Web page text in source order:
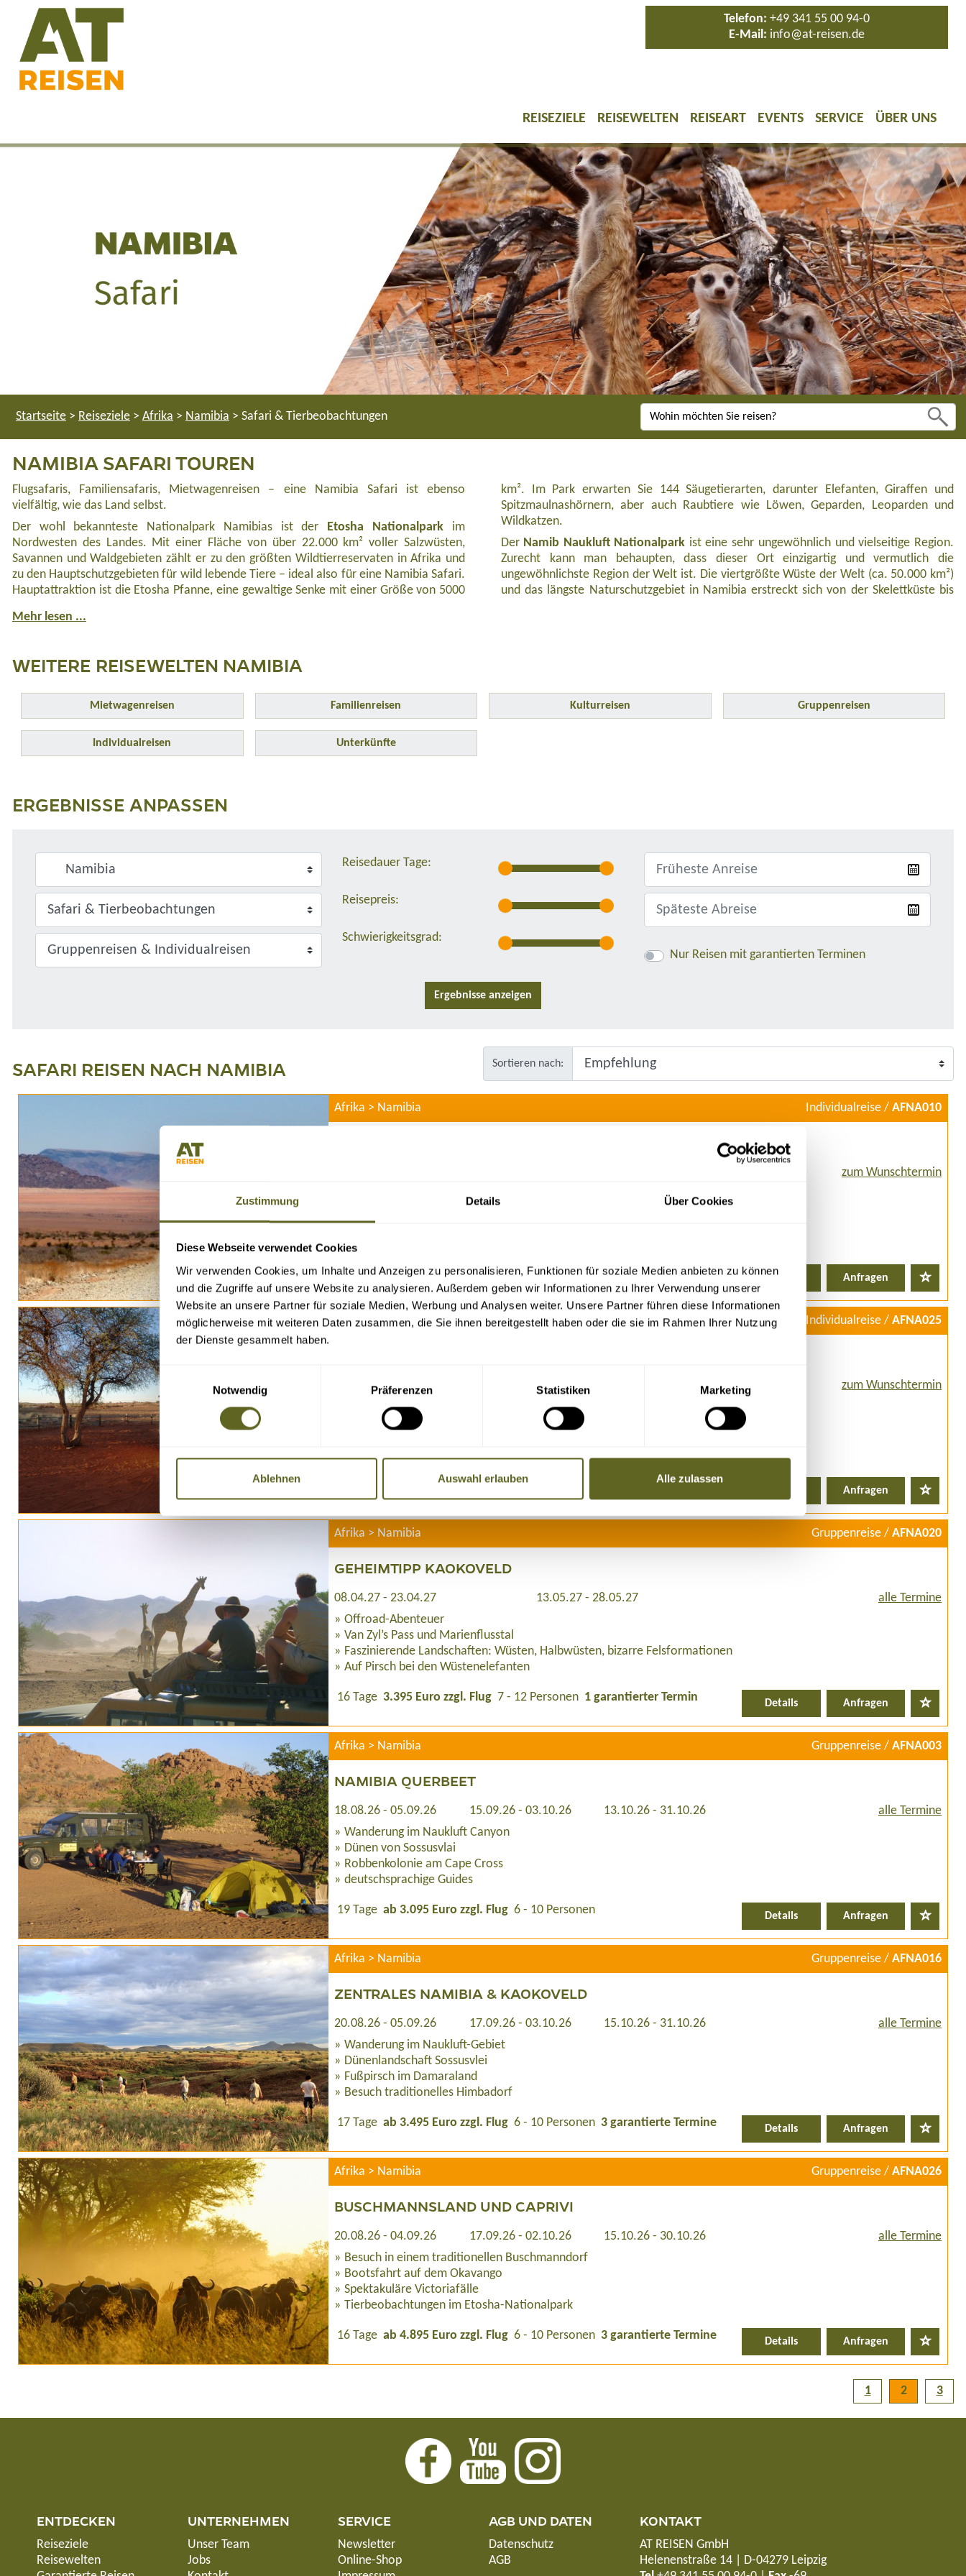
Zustimmung Details Über Cookies
Diese Webseite verwendet Cookies
Wir verwenden Cookies, um Inhalte und Anzeigen zu personalisieren, Funktionen für soziale Medien anbieten zu können
und die Zugriffe auf unsere Website zu analysieren. Außerdem geben wir Informationen zu Ihrer Verwendung unserer
Website an unsere Partner für soziale Medien, Werbung und Analysen weiter. Unsere Partner führen diese Informationen
möglicherweise mit weiteren Daten zusammen, die Sie ihnen bereitgestellt haben oder die sie im Rahmen Ihrer Nutzung
der Dienste gesammelt haben.
Einwilligungsauswahl
Notwendig
Präferenzen Statistiken Marketing
Ablehnen Auswahl erlauben Alle zulassen
Telefon: +49 341 55 00 94-0
E-Mail: info@at-reisen.de
REISEZIELE REISEWELTEN REISEART EVENTS SERVICE ÜBER UNS
Startseite > Reiseziele > Afrika > Namibia > Safari & Tierbeobachtungen
NAMIBIA SAFARI TOUREN
Flugsafaris, Familiensafaris, Mietwagenreisen – eine Namibia Safari ist ebenso
vielfältig, wie das Land selbst.
Der wohl bekannteste Nationalpark Namibias ist der
Etosha Nationalpark im
Nordwesten des Landes. Mit einer Fläche von über 22.000 km² voller Salzwüsten,
Savannen und Waldgebieten zählt er zu den größten Wildtierreservaten in Afrika und
zu den Hauptschutzgebieten für wild lebende Tiere – ideal also für eine Namibia Safari.
Hauptattraktion ist die Etosha Pfanne, eine gewaltige Senke mit einer Größe von 5000
km². Im Park erwarten Sie 144 Säugetierarten, darunter Elefanten, Giraffen und
Spitzmaulnashörnern, aber auch Raubtiere wie Löwen, Geparden, Leoparden und
Wildkatzen.
Der Namib Naukluft Nationalpark ist eine sehr ungewöhnlich und vielseitige Region.
Zurecht kann man behaupten, dass dieser Ort einzigartig und vermutlich die
ungewöhnlichste Region der Welt ist. Die viertgrößte Wüste der Welt (ca. 50.000 km²)
und das längste Naturschutzgebiet in Namibia erstreckt sich von der Skelettküste bis
Mehr lesen ...
WEITERE REISEWELTEN NAMIBIA
Mietwagenreisen Familienreisen Kulturreisen Gruppenreisen
Individualreisen Unterkünfte
ERGEBNISSE ANPASSEN
Reisedauer Tage:
Reisepreis:
Schwierigkeitsgrad:
Nur Reisen mit garantierten Terminen
SAFARI REISEN NACH NAMIBIA Sortieren nach:
Afrika > Namibia Individualreise / AFNA010
zum Wunschtermin
Dünen am Sossusvlei & Sesriem Canyon
Safari im Etosha Nationalpark
Waterberg Plateau Park
14 Tage ab 2.490 Euro zzgl. Flug Details Anfragen
Afrika > Namibia Individualreise / AFNA025
auf Anfrage individuell buchbar
zum Wunschtermin
Große Namibia Durchquerung
Individuelle Tagesgestaltung
ab 1.750 Euro zzgl. Flug Anfragen
Afrika > Namibia Gruppenreise / AFNA020
GEHEIMTIPP KAOKOVELD
08.04.27 - 23.04.27 13.05.27 - 28.05.27
alle Termine
Offroad-Abenteuer
Van Zyl’s Pass und Marienflusstal
Faszinierende Landschaften: Wüsten, Halbwüsten, bizarre Felsformationen
Auf Pirsch bei den Wüstenelefanten
16 Tage 3.395 Euro zzgl. Flug 7 - 12 Personen 1 garantierter Termin Details Anfragen
Afrika > Namibia Gruppenreise / AFNA003
NAMIBIA QUERBEET
18.08.26 - 05.09.26 15.09.26 - 03.10.26 13.10.26 - 31.10.26
alle Termine
Wanderung im Naukluft Canyon
Dünen von Sossusvlai
Robbenkolonie am Cape Cross
deutschsprachige Guides
19 Tage ab 3.095 Euro zzgl. Flug 6 - 10 Personen Details Anfragen
Afrika > Namibia Gruppenreise / AFNA016
ZENTRALES NAMIBIA & KAOKOVELD
20.08.26 - 05.09.26 17.09.26 - 03.10.26 15.10.26 - 31.10.26
alle Termine
Wanderung im Naukluft-Gebiet
Dünenlandschaft Sossusvlei
Fußpirsch im Damaraland
Besuch traditionelles Himbadorf
17 Tage ab 3.495 Euro zzgl. Flug 6 - 10 Personen 3 garantierte Termine Details Anfragen
Afrika > Namibia Gruppenreise / AFNA026
BUSCHMANNSLAND UND CAPRIVI
20.08.26 - 04.09.26 17.09.26 - 02.10.26 15.10.26 - 30.10.26
alle Termine
Besuch in einem traditionellen Buschmanndorf
Bootsfahrt auf dem Okavango
Spektakuläre Victoriafälle
Tierbeobachtungen im Etosha-Nationalpark
16 Tage ab 4.895 Euro zzgl. Flug 6 - 10 Personen 3 garantierte Termine Details Anfragen
1 2 3
ENTDECKEN
Reiseziele
Reisewelten
UNTERNEHMEN
Unser Team
Jobs
SERVICE
Newsletter
Online-Shop
AGB UND DATEN
Datenschutz
AGB
KONTAKT
AT REISEN GmbH
Helenenstraße 14 | D-04279 Leipzig